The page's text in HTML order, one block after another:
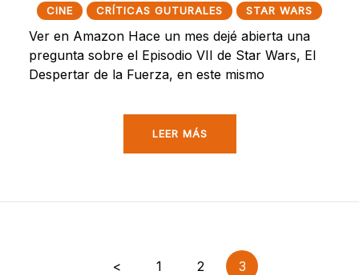
CINE CRÍTICAS GUTURALES STAR WARS
Ver en Amazon Hace un mes dejé abierta una
pregunta sobre el Episodio VII de Star Wars, El
Despertar de la Fuerza, en este mismo
LEER MÁS
< 1 2 3